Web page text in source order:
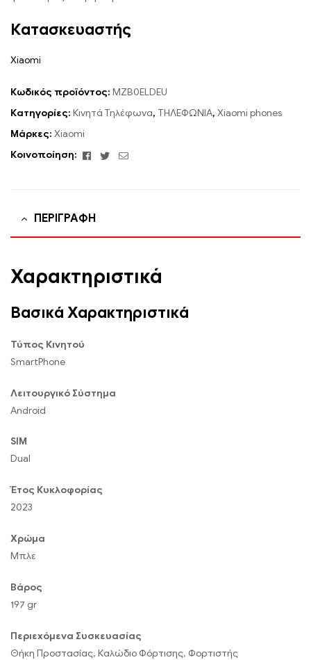
Κατασκευαστής
Xiaomi
Κωδικός προϊόντος: MZB0ELDEU
Κατηγορίες: Κινητά Τηλέφωνα, ΤΗΛΕΦΩΝΙΑ, Xiaomi phones
Μάρκες: Xiaomi
Κοινοποίηση:
Facebook
TwitterEmail
ΠΕΡΙΓΡΑΦΉ
Χαρακτηριστικά
Βασικά Χαρακτηριστικά
Τύπος Κινητού
SmartPhone
Λειτουργικό Σύστημα
Android
SIM
Dual
Έτος Κυκλοφορίας
2023
Χρώμα
Μπλε
Βάρος
197 gr
Περιεχόμενα Συσκευασίας
Θήκη Προστασίας, Καλώδιο Φόρτισης, Φορτιστής